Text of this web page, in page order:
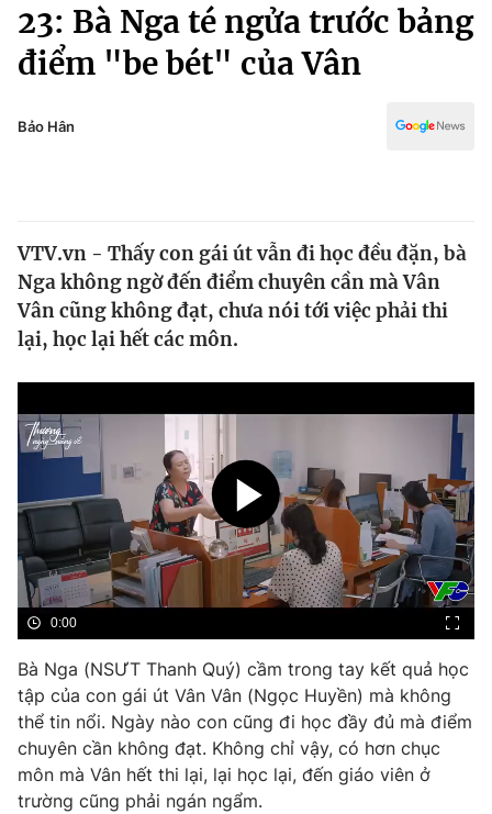
Chính trị
Xã hội
Pháp luật
Thế giới
Tin tức
Thế giới đó đây
Kinh tế
Thị trường
Góc doanh nghiệp
Dữ liệu và đời sống
Truyền hình
Phim VTV
Hậu trường
Nhân vật
Khán giả
Giải sao mai
Giải trí
Điện ảnh
Âm nhạc
Đời sống
Du lịch
Làm đẹp
Chất lượng cuộc sống
Giáo dục
Tuyển sinh
Học trực tuyến
Công nghệ
Hitech Công nghệ tương lai
Sản phẩm
Giao lưu trực tuyến
Truyền hình
Văn hóa - Giải trí
23: Bà Nga té ngửa trước bảng
điểm "be bét" của Vân
Bảo Hân
VTV.vn - Thấy con gái út vẫn đi học đều đặn, bà
Nga không ngờ đến điểm chuyên cần mà Vân
Vân cũng không đạt, chưa nói tới việc phải thi
lại, học lại hết các môn.
0:00
Bà Nga (NSƯT Thanh Quý) cầm trong tay kết quả học
tập của con gái út Vân Vân (Ngọc Huyền) mà không
thể tin nổi. Ngày nào con cũng đi học đầy đủ mà điểm
chuyên cần không đạt. Không chỉ vậy, có hơn chục
môn mà Vân hết thi lại, lại học lại, đến giáo viên ở
trường cũng phải ngán ngẩm.